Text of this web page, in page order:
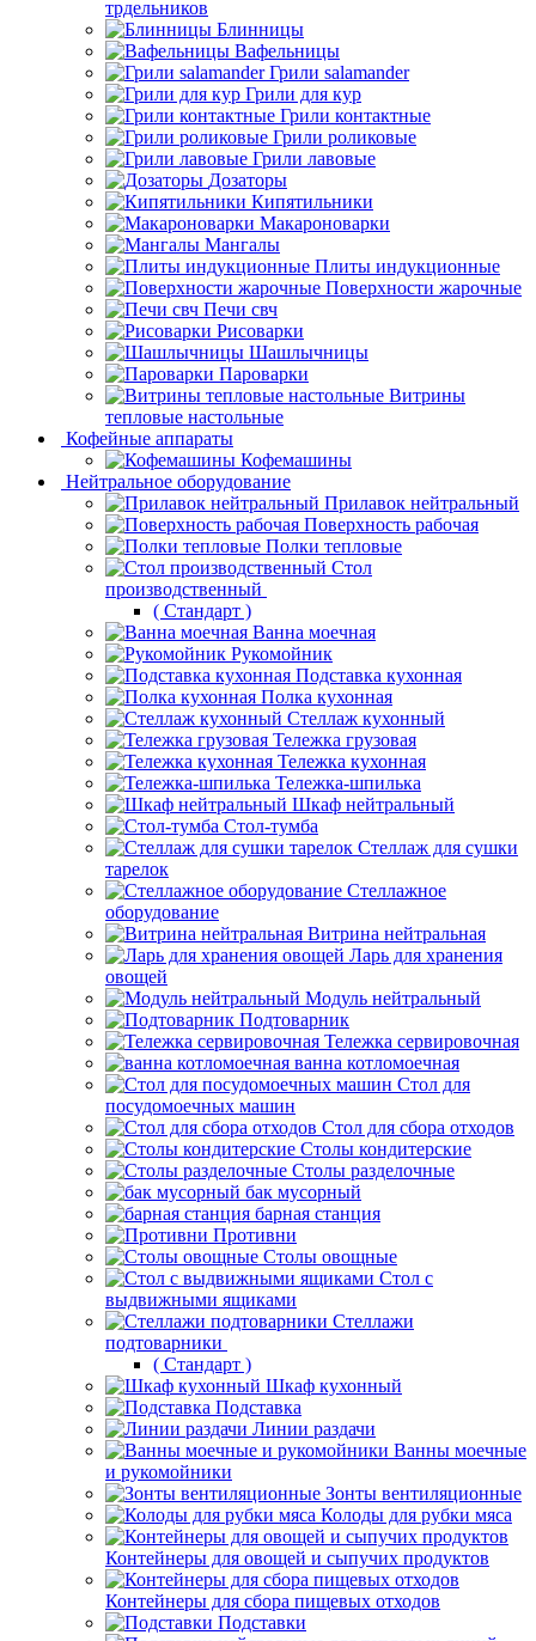
трдельников
Блинницы
Вафельницы
Грили salamander
Грили для кур
Грили контактные
Грили роликовые
Грили лавовые
Дозаторы
Кипятильники
Макароноварки
Мангалы
Плиты индукционные
Поверхности жарочные
Печи свч
Рисоварки
Шашлычницы
Пароварки
Витрины
тепловые настольные
Кофейные аппараты
Кофемашины
Нейтральное оборудование
Прилавок нейтральный
Поверхность рабочая
Полки тепловые
Стол
производственный
( Стандарт )
Ванна моечная
Рукомойник
Подставка кухонная
Полка кухонная
Стеллаж кухонный
Тележка грузовая
Тележка кухонная
Тележка-шпилька
Шкаф нейтральный
Стол-тумба
Стеллаж для сушки
тарелок
Стеллажное
оборудование
Витрина нейтральная
Ларь для хранения
овощей
Модуль нейтральный
Подтоварник
Тележка сервировочная
ванна котломоечная
Стол для
посудомоечных машин
Стол для сбора отходов
Столы кондитерские
Столы разделочные
бак мусорный
барная станция
Противни
Столы овощные
Стол с
выдвижными ящиками
Стеллажи
подтоварники
( Стандарт )
Шкаф кухонный
Подставка
Линии раздачи
Ванны моечные
и рукомойники
Зонты вентиляционные
Колоды для рубки мяса
Контейнеры для овощей и сыпучих продуктов
Контейнеры для сбора пищевых отходов
Подставки